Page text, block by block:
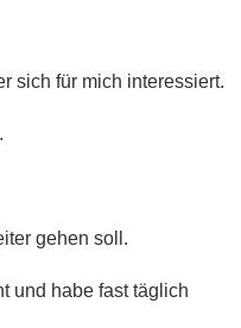
sich für mich interessiert.
gehen soll.
und habe fast täglich